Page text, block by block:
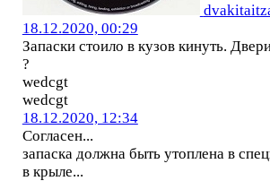
18.12.2020, 00:29
Запаски стоило в кузов кинуть.
?
wedcgt
wedcgt
18.12.2020, 12:34
Согласен...
запаска должна быть утоплена в
в крыле...